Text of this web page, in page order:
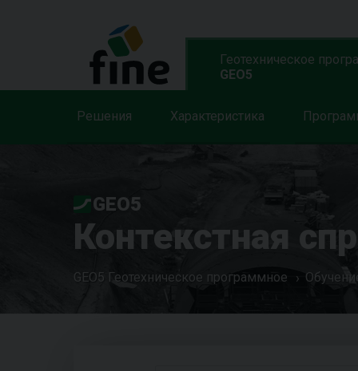
Геотехническое
GEO5
Решения Характеристика
GEO5
Контекстная
GEO5 Геотехническое программное